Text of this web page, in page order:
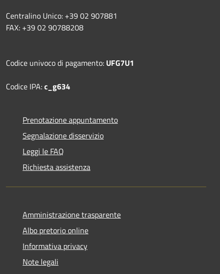
Centralino Unico: +39 02 907881
FAX: +39 02 90788208
Codice univoco di pagamento: UFG7U1
Codice IPA:c_g634
Prenotazione appuntamento
Segnalazione disservizio
Leggi le FAQ
Richiesta assistenza
Amministrazione trasparente
Albo pretorio online
Informativa privacy
Note legali